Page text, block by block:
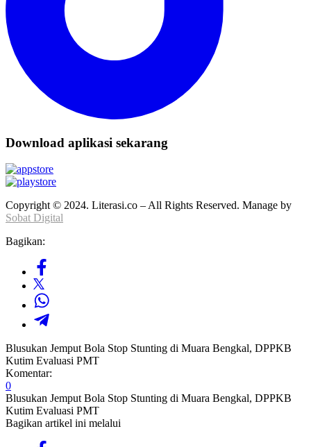
Download aplikasi sekarang
Copyright © 2024. Literasi.co – All Rights Reserved. Manage by
Sobat Digital
Bagikan:
Blusukan Jemput Bola Stop Stunting di Muara Bengkal, DPPKB
Kutim Evaluasi PMT
Komentar:
0
Blusukan Jemput Bola Stop Stunting di Muara Bengkal, DPPKB
Kutim Evaluasi PMT
Bagikan artikel ini melalui